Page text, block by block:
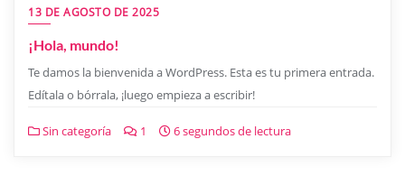
13 DE AGOSTO DE 2025
¡Hola, mundo!
Te damos la bienvenida a WordPress. Esta es tu primera entrada.
Edítala o bórrala, ¡luego empieza a escribir!
Sin categoría 1 6 segundos de lectura